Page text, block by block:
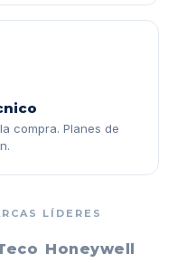
compra. Planes de
LÍDERES
Honeywell